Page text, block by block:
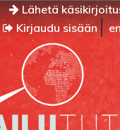
Lähetä
Kirjaudu sisään